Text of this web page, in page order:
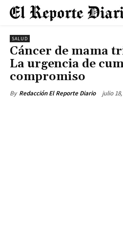
SALUD
Cáncer de mama
La urgencia de
compromiso
By Redacción El Reporte Diario julio 18,